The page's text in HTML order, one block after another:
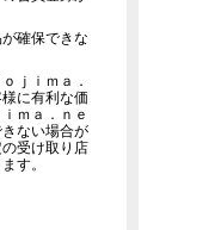
確保できな
ｊｉｍａ．
に有利な価
ｍａ．ｎｅ
ない場合が
受け取り店
す。